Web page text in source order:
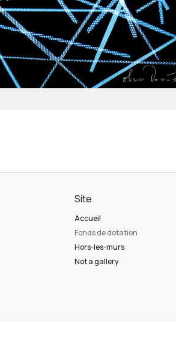
Site
Accueil
Fonds de dotation
Hors-les-murs
Not a gallery